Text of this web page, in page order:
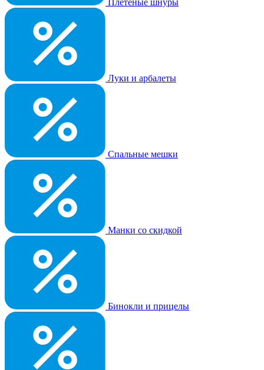
Плетеные шнуры
Луки и арбалеты
Спальные мешки
Манки со скидкой
Бинокли и прицелы